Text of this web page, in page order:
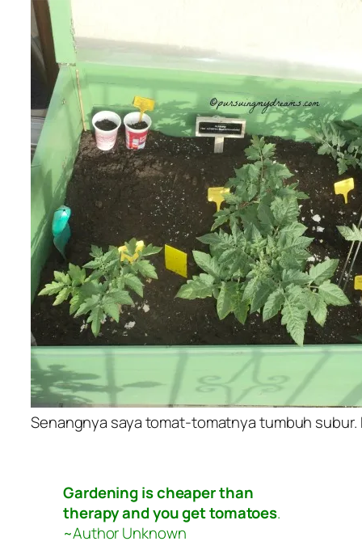
Senangnya saya tomat-tomatnya tumbuh subur.
Gardening is cheaper than
therapy and you get tomatoes.
~Author Unknown